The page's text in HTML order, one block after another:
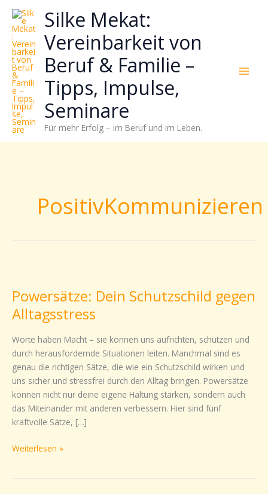
Zum
Inhalt
springen
Silke Mekat:
Vereinbarkeit von
Beruf & Familie –
Tipps, Impulse,
Seminare
Für mehr Erfolg – im Beruf und im Leben.
PositivKommunizieren
Powersätze: Dein Schutzschild gegen
Alltagsstress
Worte haben Macht – sie können uns aufrichten, schützen und
durch herausfordernde Situationen leiten. Manchmal sind es
genau die richtigen Sätze, die wie ein Schutzschild wirken und
uns sicher und stressfrei durch den Alltag bringen. Powersätze
können nicht nur deine eigene Haltung stärken, sondern auch
das Miteinander mit anderen verbessern. Hier sind fünf
kraftvolle Sätze, […]
Schutzschild
gegen
Alltagsstress
Weiterlesen »
wie
sich
Stress
reduzieren
Energie
gezielter
einsetzen
lässt?
Einfach